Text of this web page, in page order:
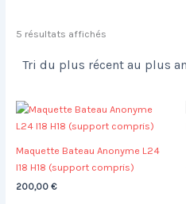
5 résultats affichésTrié
récent
au
Maquette Bateau Anonyme L24
l18 H18 (support compris)
200,00 €